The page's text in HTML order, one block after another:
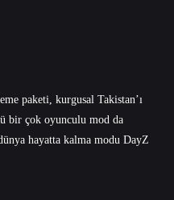
paketi, kurgusal Takistan’ı
bir çok oyunculu mod da
hayatta kalma modu DayZ